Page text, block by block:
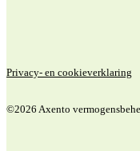
Privacy- en cookieverklaring
©2026 Axento